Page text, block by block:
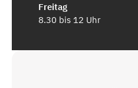
Freitag
8.30 bis 12 Uhr